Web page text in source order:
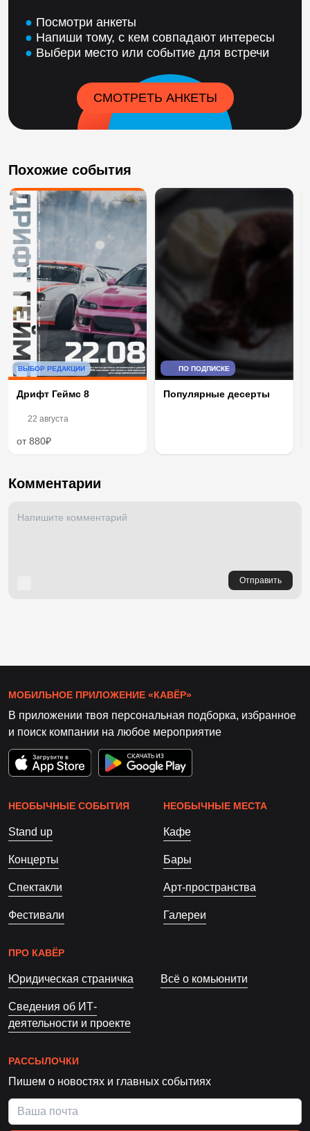
● Посмотри анкеты
● Напиши тому, с кем совпадают интересы
● Выбери место или событие для встречи
СМОТРЕТЬ АНКЕТЫ
Похожие события
ВЫБОР РЕДАКЦИИ
Дрифт Геймс 8
22 августа
от 880₽
ПО ПОДПИСКЕ
Популярные десерты
Комментарии
Отправить
МОБИЛЬНОЕ ПРИЛОЖЕНИЕ «КАВЁР»
В приложении твоя персональная подборка, избранное
и поиск компании на любое мероприятие
НЕОБЫЧНЫЕ СОБЫТИЯ
Stand up
Концерты
Спектакли
Фестивали
НЕОБЫЧНЫЕ МЕСТА
Кафе
Бары
Арт-пространства
Галереи
ПРО КАВЁР
Юридическая страничка Всё о комьюнити
Сведения об ИТ-
деятельности и проекте
РАССЫЛОЧКИ
Пишем о новостях и главных событиях